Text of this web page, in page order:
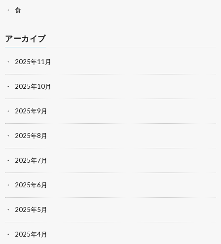
食
アーカイブ
2025年11月
2025年10月
2025年9月
2025年8月
2025年7月
2025年6月
2025年5月
2025年4月